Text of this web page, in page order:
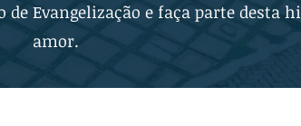
Evangelização e faça parte desta
amor.